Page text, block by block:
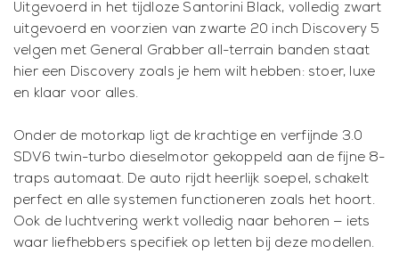
Uitgevoerd in het tijdloze Santorini Black, volledig zwart
uitgevoerd en voorzien van zwarte 20 inch Discovery 5
velgen met General Grabber all-terrain banden staat
hier een Discovery zoals je hem wilt hebben: stoer, luxe
en klaar voor alles.
Onder de motorkap ligt de krachtige en verfijnde 3.0
SDV6 twin-turbo dieselmotor gekoppeld aan de fijne 8-
traps automaat. De auto rijdt heerlijk soepel, schakelt
perfect en alle systemen functioneren zoals het hoort.
Ook de luchtvering werkt volledig naar behoren — iets
waar liefhebbers specifiek op letten bij deze modellen.